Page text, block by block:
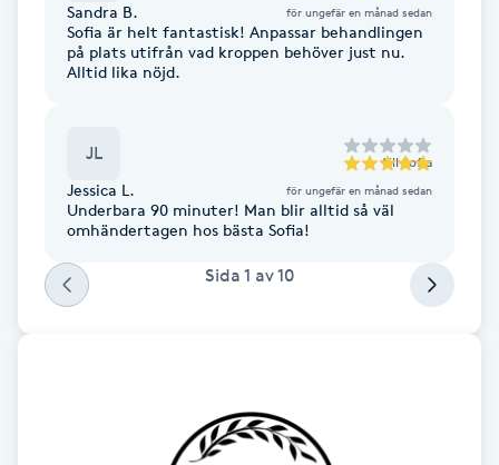
Face framing
Fettreducering
Fibromassage
Sandra B. för ungefär en månad sedan
Sofia är helt fantastisk! Anpassar behandlingen
på plats utifrån vad kroppen behöver just nu.
Alltid lika nöjd.
JL till Sofia
Jessica L. för ungefär en månad sedan
Underbara 90 minuter! Man blir alltid så väl
omhändertagen hos bästa Sofia!
Sida 1 av10